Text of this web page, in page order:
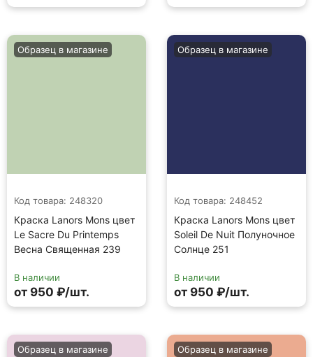
Код товара: 248320
Краска Lanors Mons цвет
Le Sacre Du Printemps
Весна Священная 239
Образец в магазине
В наличии
от 950 ₽/шт.
Код товара: 248452
Краска Lanors Mons цвет
Soleil De Nuit Полуночное
Солнце 251
Образец в магазине
В наличии
от 950 ₽/шт.
Образец в магазине Образец в магазине